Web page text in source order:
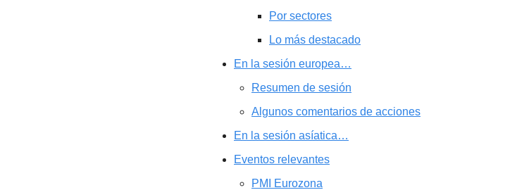
Por sectores
Lo más destacado
En la sesión europea…
Resumen de sesión
Algunos comentarios de acciones
En la sesión asíatica…
Eventos relevantes
PMI Eurozona